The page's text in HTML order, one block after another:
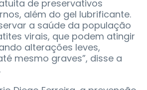
de preservativos
além do gel lubrificante.
a saúde da população
virais, que podem atingir
alterações leves,
mesmo graves”, disse a